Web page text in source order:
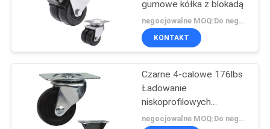
SITEMAP
PRIVACY
POLICYKoła Wózka Heavy
Duty
62
gumowe kółka z blokadą
negocjowalne MOQ:Do negocjacji
KONTAKT
Czarne 4-calowe 176lbs
Ładowanie
niskoprofilowych
gumowych kółek
negocjowalne MOQ:Do negocjacji